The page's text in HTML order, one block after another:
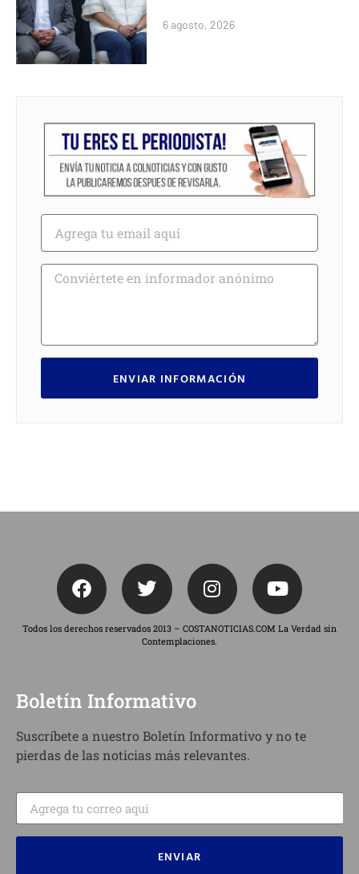
6 agosto, 2026
ENVIAR INFORMACIÓN
Todos los derechos reservados 2013 – COSTANOTICIAS.COM La Verdad sin
Contemplaciones.
Boletín Informativo
Suscríbete a nuestro Boletín Informativo y no te
pierdas de las noticias más relevantes.
ENVIAR